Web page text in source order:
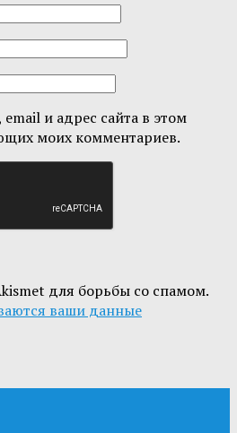
и адрес сайта в этом
моих комментариев.
для борьбы со спамом.
ваши данные